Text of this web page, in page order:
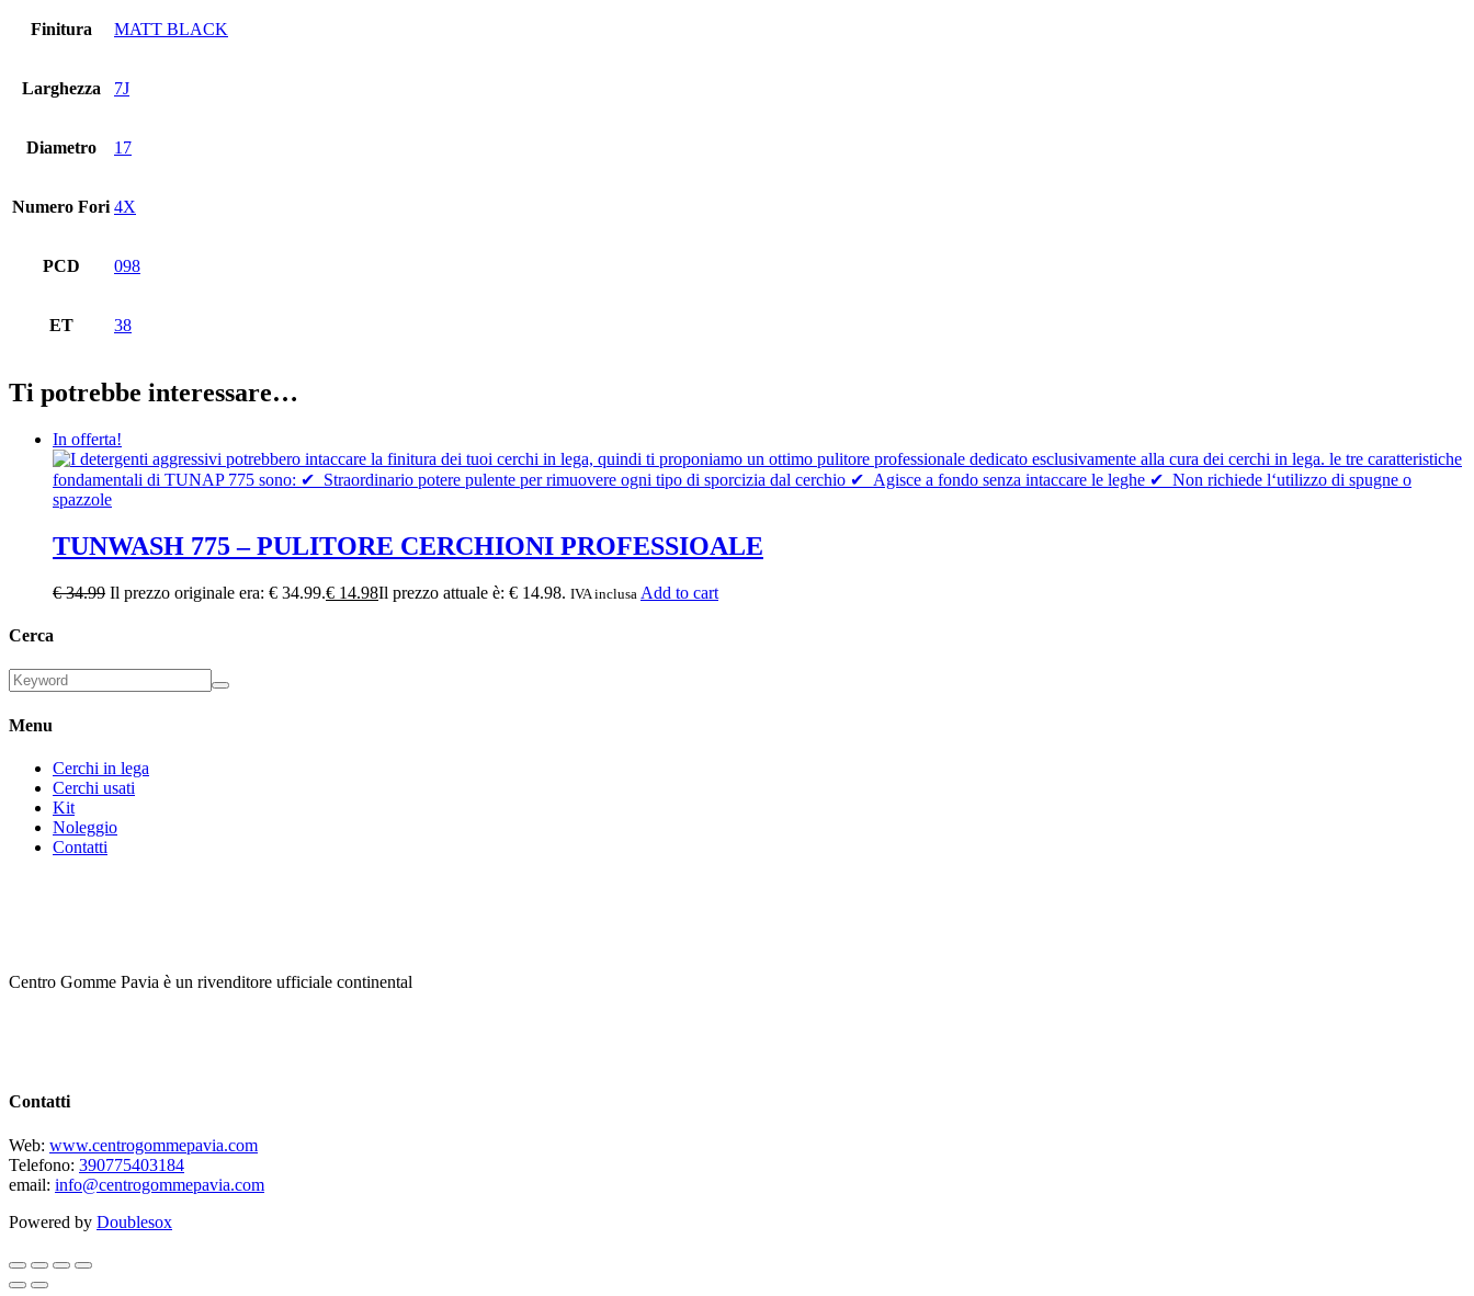
Finitura MATT BLACK
Larghezza 7J
Diametro 17
Numero Fori 4X
PCD 098
ET 38
Ti potrebbe interessare…
In offerta!
TUNWASH 775 – PULITORE CERCHIONI PROFESSIOALE
€34.99 Il prezzo originale era: € 34.99.€ 14.98Il prezzo attuale è: € 14.98. IVA inclusa Add to cart
Cerca
Menu
Cerchi in lega
Cerchi usati
Kit
Noleggio
Contatti
Centro Gomme Pavia è un rivenditore ufficiale continental
Contatti
Web: www.centrogommepavia.com
Telefono: 390775403184
email: info@centrogommepavia.com
Powered by Doublesox